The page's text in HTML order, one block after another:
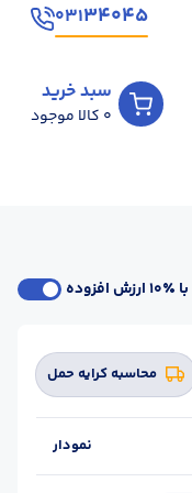
۳۴۰۴۵۰۳۱
سبد خرید
0 کالا موجود
با ٪۱۰ ارزش افزوده
محاسبه کرایه حمل
نمودار